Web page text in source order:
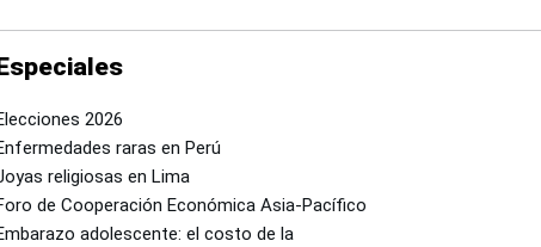
2026
raras en Perú
religiosas en Lima
de Cooperación Económica Asia-Pacífico
adolescente: el costo de la